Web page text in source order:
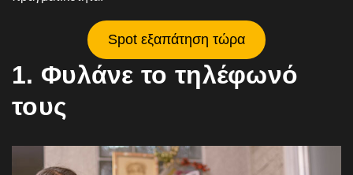
Spot εξαπάτηση τώρα
1. Φυλάνε το τηλέφωνό
τους